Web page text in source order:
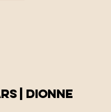
| Dionne